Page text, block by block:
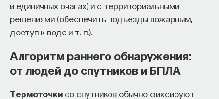
и единичных очагах) и с территориальными
решениями (обеспечить подъезды пожарным,
доступ к воде и т. п.).
Алгоритм раннего обнаружения:
от людей до спутников и БПЛА
Термоточки со спутников обычно фиксируют
СОХРАНИТЬ КУРС